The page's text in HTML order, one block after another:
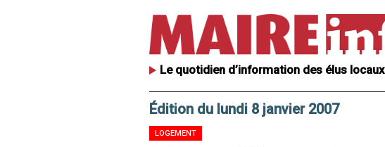
Le quotidien d’information des élus locaux
Édition du lundi 8 janvier 2007
LOGEMENT